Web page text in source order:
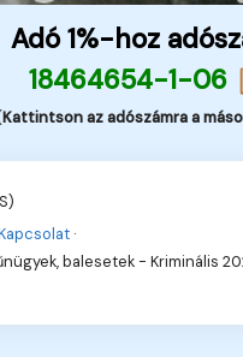
Adó 1%-hoz
18464654-1-06
Kattintson az adószámra a
·
balesetek - Kriminális